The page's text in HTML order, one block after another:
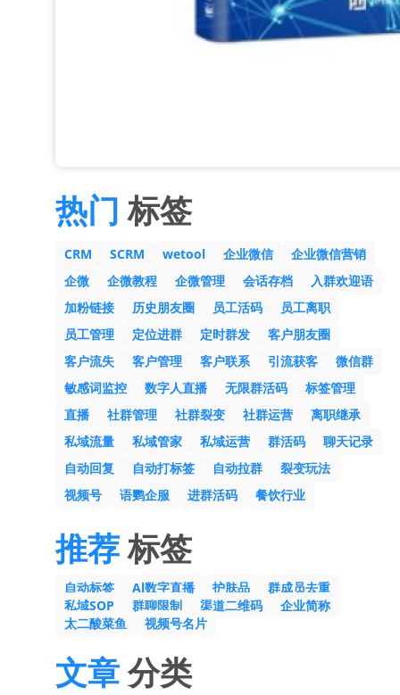
热门 标签
CRM SCRM wetool 企业微信
企业微信营销
企微
企微教程 企微管理 会话存档
入群欢迎语
加粉链接
历史朋友圈 员工活码
员工离职
员工管理
定位进群 定时群发
客户朋友圈
客户流失
客户管理 客户联系 引流获客
微信群
敏感词监控
数字人直播 无限群活码
标签管理
直播
社群管理 社群裂变 社群运营
离职继承
私域流量
私域管家 私域运营 群活码
聊天记录
自动回复
自动打标签 自动拉群
裂变玩法
视频号
语鹦企服 进群活码 餐饮行业
推荐标签
自动标签 Al数字直播 护肤品
群成员去重
私域SOP
群聊限制 渠道二维码
企业简称
太二酸菜鱼
视频号名片
文章分类